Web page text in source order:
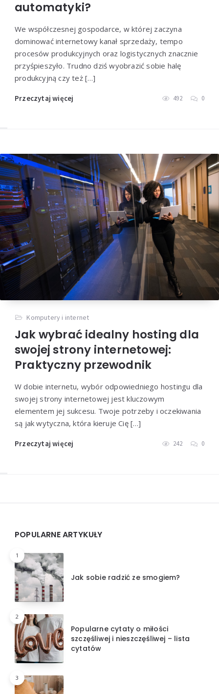
automatyki?
We współczesnej gospodarce, w której zaczyna
dominować internetowy kanał sprzedaży, tempo
procesów produkcyjnych oraz logistycznych znacznie
przyśpieszyło. Trudno dziś wyobrazić sobie halę
produkcyjną czy też […]
Przeczytaj więcej 492 0
Komputery i internet
Jak wybrać idealny hosting dla
swojej strony internetowej:
Praktyczny przewodnik
W dobie internetu, wybór odpowiedniego hostingu dla
swojej strony internetowej jest kluczowym
elementem jej sukcesu. Twoje potrzeby i oczekiwania
są jak wytyczna, która kieruje Cię […]
Przeczytaj więcej 242 0
POPULARNE ARTYKUŁY
1
Jak sobie radzić ze smogiem?
2
Popularne cytaty o miłości
szczęśliwej i nieszczęśliwej – lista
cytatów
3